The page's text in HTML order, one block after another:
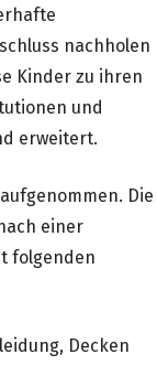
nachholen
Kinder zu ihren
und
erweitert.
Die
einer
folgenden
Decken